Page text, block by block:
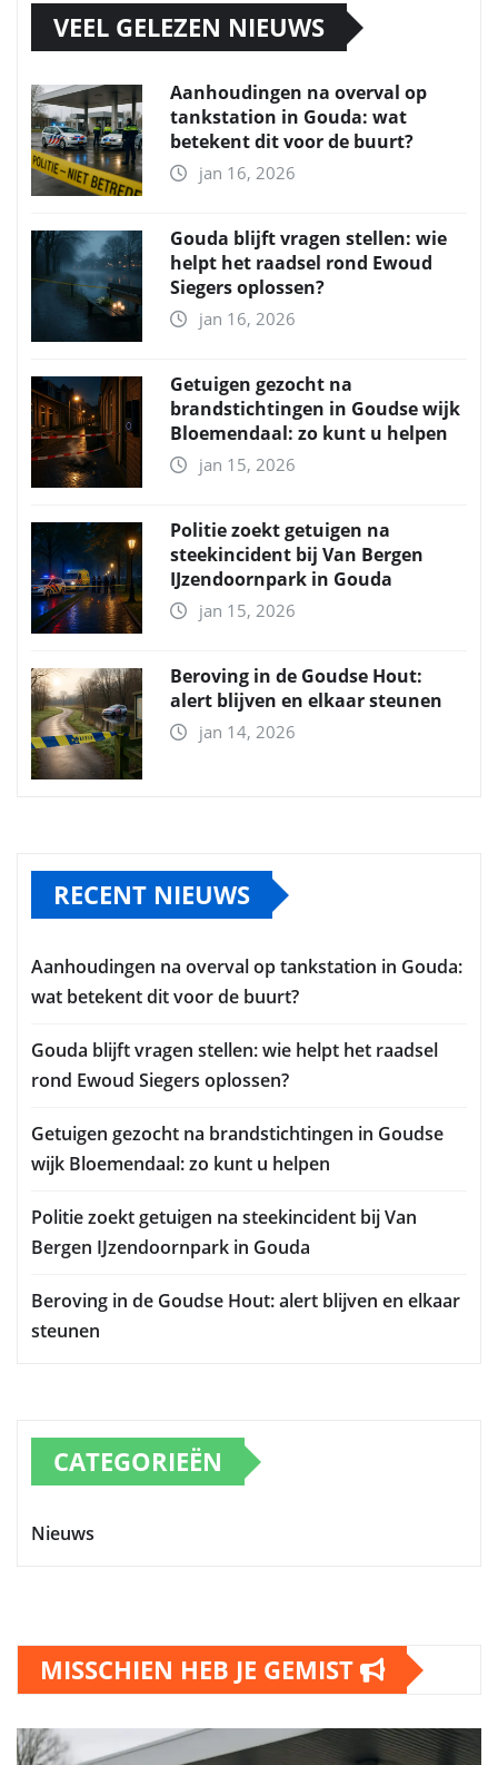
VEEL GELEZEN NIEUWS
Aanhoudingen na overval op
tankstation in Gouda: wat
betekent dit voor de buurt?
jan 16, 2026
Gouda blijft vragen stellen: wie
helpt het raadsel rond Ewoud
Siegers oplossen?
jan 16, 2026
Getuigen gezocht na
brandstichtingen in Goudse wijk
Bloemendaal: zo kunt u helpen
jan 15, 2026
Politie zoekt getuigen na
steekincident bij Van Bergen
IJzendoornpark in Gouda
jan 15, 2026
Beroving in de Goudse Hout:
alert blijven en elkaar steunen
jan 14, 2026
RECENT NIEUWS
Aanhoudingen na overval op tankstation in Gouda:
wat betekent dit voor de buurt?
Gouda blijft vragen stellen: wie helpt het raadsel
rond Ewoud Siegers oplossen?
Getuigen gezocht na brandstichtingen in Goudse
wijk Bloemendaal: zo kunt u helpen
Politie zoekt getuigen na steekincident bij Van
Bergen IJzendoornpark in Gouda
Beroving in de Goudse Hout: alert blijven en elkaar
steunen
CATEGORIEËN
Nieuws
MISSCHIEN HEB JE GEMIST